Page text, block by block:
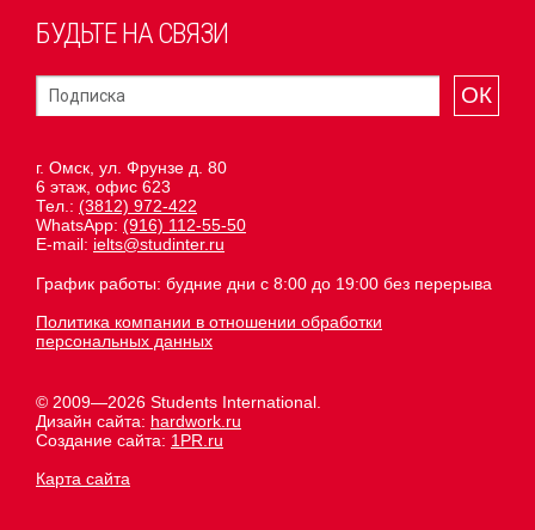
БУДЬТЕ НА СВЯЗИ
ОК
г. Омск, ул. Фрунзе д. 80
6 этаж, офис 623
Тел.: (3812) 972-422
WhatsApp: (916) 112-55-50
E-mail: ielts@studinter.ru
График работы: будние дни с 8:00 до 19:00 без перерыва
Политика компании в отношении обработки
персональных данных
© 2009—2026 Students International.
Дизайн сайта: hardwork.ru
Создание сайта: 1PR.ru
Карта сайта